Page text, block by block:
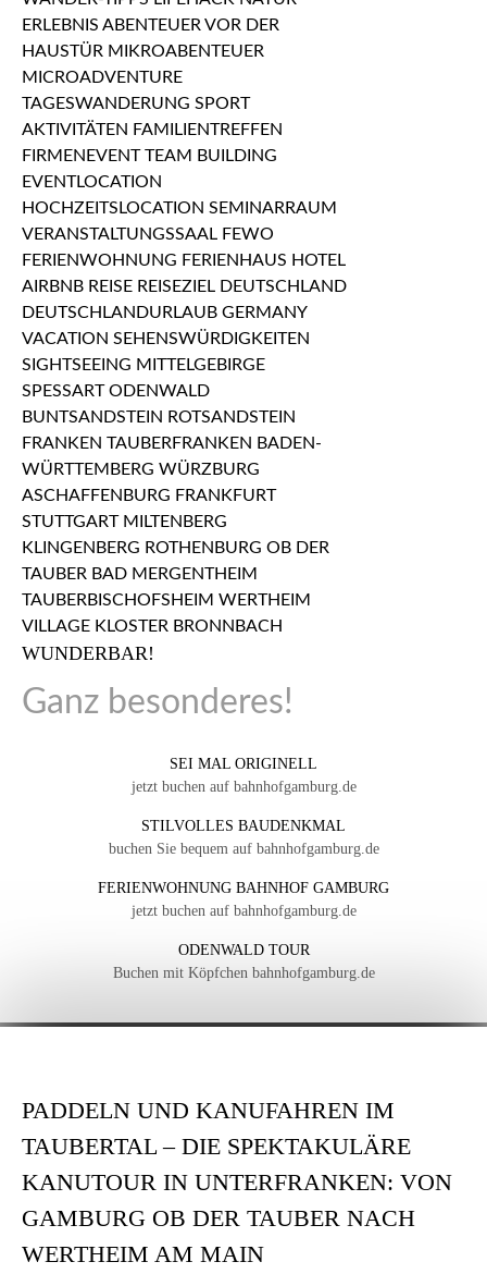
WUNDERBAR!
Ganz besonderes!
SEI MAL ORIGINELL
jetzt buchen auf bahnhofgamburg.de
STILVOLLES BAUDENKMAL
buchen Sie bequem auf bahnhofgamburg.de
FERIENWOHNUNG BAHNHOF GAMBURG
jetzt buchen auf bahnhofgamburg.de
ODENWALD TOUR
Buchen mit Köpfchen bahnhofgamburg.de
PADDELN UND KANUFAHREN IM
TAUBERTAL – DIE SPEKTAKULÄRE
KANUTOUR IN UNTERFRANKEN: VON
GAMBURG OB DER TAUBER NACH
WERTHEIM AM MAIN